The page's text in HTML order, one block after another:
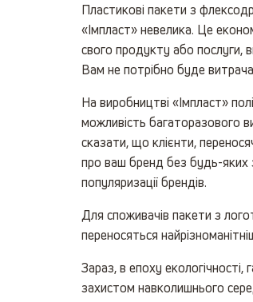
Пластикові пакети з
«Імпласт» невелика. Це
свого продукту або послуги,
Вам не потрібно буде
На виробництві «Імпласт»
можливість багаторазового
сказати, що клієнти,
про ваш бренд без будь-яких
популяризації брендів.
Для споживачів пакети з
переносяться
Зараз, в епоху
захистом навколишнього